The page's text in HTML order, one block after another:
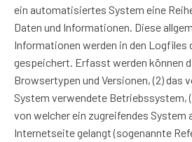
ein automatisiertes System eine
Daten und Informationen. Diese
Informationen werden in den Logfiles
gespeichert. Erfasst werden können
Browsertypen und Versionen, (2) das
System verwendete Betriebssystem,
von welcher ein zugreifendes System
Internetseite gelangt (sogenannte